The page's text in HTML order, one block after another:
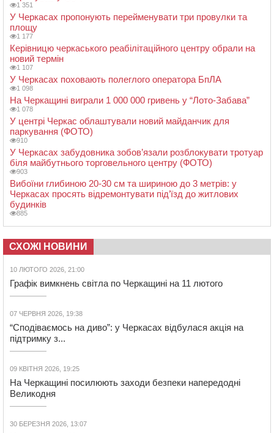
1 351
У Черкасах пропонують перейменувати три провулки та
площу
1 177
Керівницю черкаського реабілітаційного центру обрали на
новий термін
1 107
У Черкасах поховають полеглого оператора БпЛА
1 098
На Черкащині виграли 1 000 000 гривень у “Лото-Забава”
1 078
У центрі Черкас облаштували новий майданчик для
паркування (ФОТО)
910
У Черкасах забудовника зобов’язали розблокувати тротуар
біля майбутнього торговельного центру (ФОТО)
903
Вибоїни глибиною 20-30 см та шириною до 3 метрів: у
Черкасах просять відремонтувати під’їзд до житлових
будинків
885
СХОЖІ НОВИНИ
10 ЛЮТОГО 2026, 21:00
Графік вимкнень світла по Черкащині на 11 лютого
07 ЧЕРВНЯ 2026, 19:38
“Сподіваємось на диво”: у Черкасах відбулася акція на
підтримку з...
09 КВІТНЯ 2026, 19:25
На Черкащині посилюють заходи безпеки напередодні
Великодня
30 БЕРЕЗНЯ 2026, 13:07